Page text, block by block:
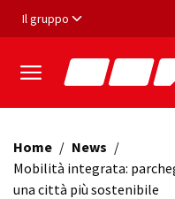
Vai ai contenuti
Vai al footer
Il gruppo
Home / News /
Mobilità integrata:
una città più sostenibile